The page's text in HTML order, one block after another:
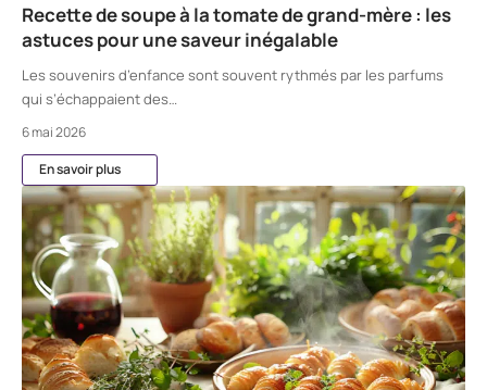
Recette de soupe à la tomate de grand-mère : les
astuces pour une saveur inégalable
Les souvenirs d’enfance sont souvent rythmés par les parfums
qui s’échappaient des…
6 mai 2026
En savoir plus